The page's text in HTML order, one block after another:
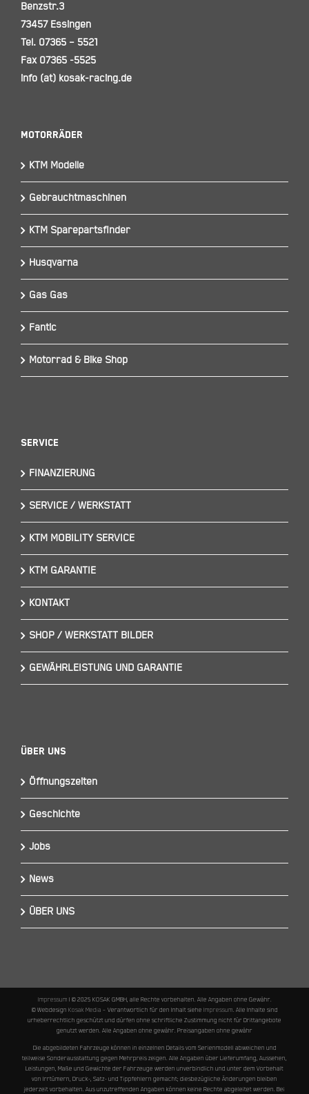
Benzstr.3
73457 Essingen
Tel. 07365 – 5521
Fax 07365 -5525
info (at) kosak-racing.de
Motorräder
KTM Modelle
Gebrauchtmaschinen
KTM Sparepartsfinder
Husqvarna
Gas Gas
Fantic
Motorrad & Bike Shop
Service
FINANZIERUNG
SERVICE / WERKSTATT
KTM MOBILITY SERVICE
KTM GARANTIE
KONTAKT
SHOP / WERKSTATT BILDER
GEWÄHRLEISTUNG UND GARANTIE
Über Uns
Öffnungszeiten
Geschichte
Jobs
News
ÜBER UNS
Impressum I © 2025 KOSAK GMBH, alle Rechte vorbehalten. Alle Angaben ohne Gewähr.
© Webdesign Kosak Media – Verantwortlich für den Inhalt siehe Impressum . Alle Inhalte sind
urheberrechtlich geschützt und dürfen ohne schriftliche Zustimmung nicht für Drittangebote
genutzt werden. Alle Angaben ohne gewähr. Preisangaben ohne gewähr
Die abgebildeten Fahrzeuge können in einzelnen Details vom Serienmodell abweichen und
teilweise Sonderausstattung gegen Mehrpreis zeigen. Alle Angaben über Lieferumfang, Aussehen,
Leistungen, Maße und Gewichte der Fahrzeuge werden unverbindlich und unter dem Vorbehalt
von Irrtümern, Druck-, Satz- und Tippfehlern gemacht; diesbezügliche Änderungen bleiben
jederzeit vorbehalten. Aus unzutreffenden Angaben können keine Rechte abgeleitet werden. Bei